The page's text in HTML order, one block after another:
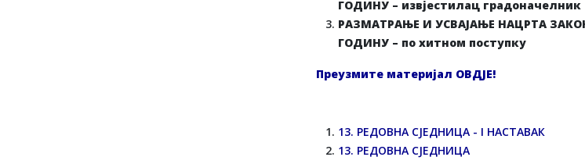
ГОДИНУ – извјестилац градоначелник
РАЗМАТРАЊЕ И УСВАЈАЊЕ НАЦРТА
ГОДИНУ – по хитном поступку
Преузмите материјал ОВДЈЕ!
13. РЕДОВНА СЈЕДНИЦА - I НАСТАВАК
13. РЕДОВНА СЈЕДНИЦА